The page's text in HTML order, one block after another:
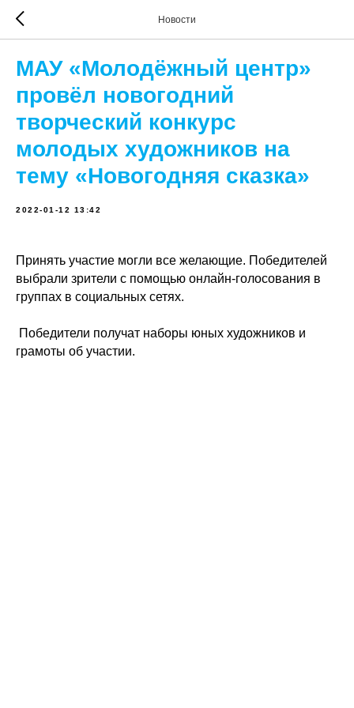
Новости
МАУ «Молодёжный центр»
провёл новогодний
творческий конкурс
молодых художников на
тему «Новогодняя сказка»
2022-01-12 13:42
Принять участие могли все желающие. Победителей
выбрали зрители с помощью онлайн-голосования в
группах в социальных сетях.
Победители получат наборы юных художников и
грамоты об участии.